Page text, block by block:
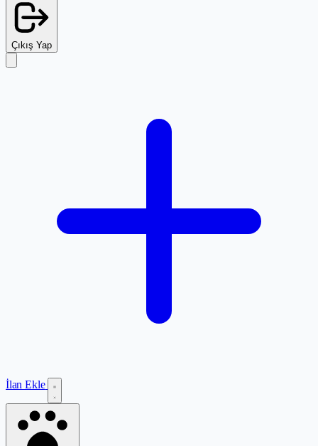
Çıkış Yap
İlan Ekle